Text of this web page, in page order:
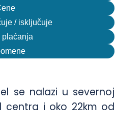
/ isključuje
plaćanja
se nalazi u severnoj
centra i oko 22km od